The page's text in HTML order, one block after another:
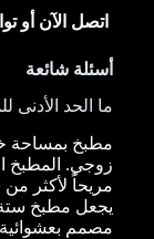
اتصل الآن أو
أسئلة شائعة
ما الحد الأدنى
مطبخ بمساحة
زوجي. المطبخ
مريحاً لأكثر
يجعل مطبخ ستة
مصمم